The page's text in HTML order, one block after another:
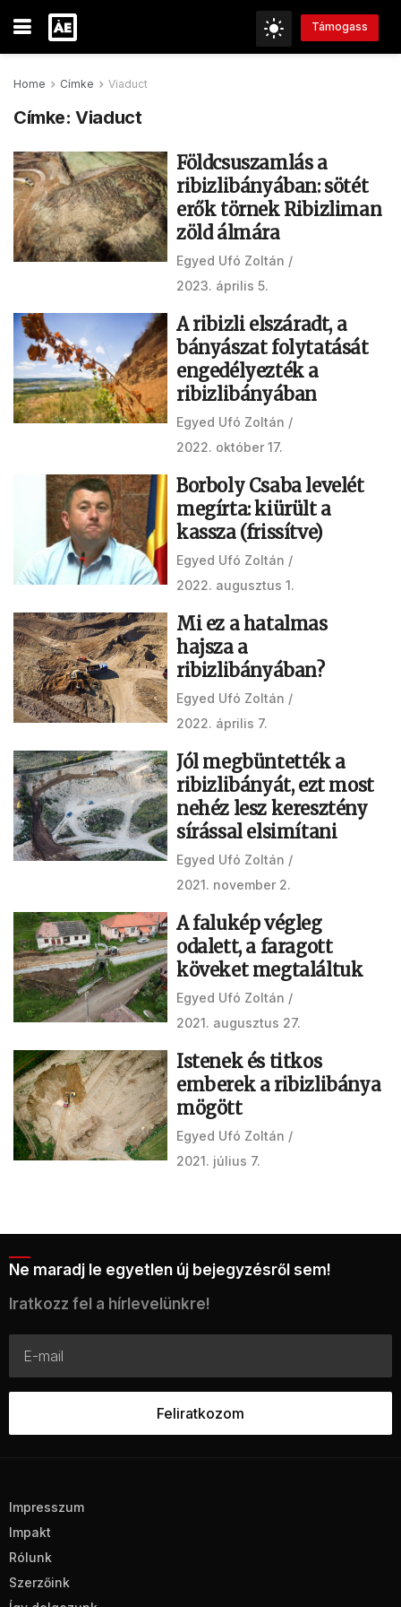
Támogass
Home Címke Viaduct
Címke:Viaduct
Földcsuszamlás a
ribizlibányában: sötét
erők törnek Ribizliman
zöld álmára
Egyed Ufó Zoltán
2023. április 5.
A ribizli elszáradt, a
bányászat folytatását
engedélyezték a
ribizlibányában
Egyed Ufó Zoltán
2022. október 17.
Borboly Csaba levelét
megírta: kiürült a
kassza (frissítve)
Egyed Ufó Zoltán
2022. augusztus 1.
Mi ez a hatalmas
hajsza a
ribizlibányában?
Egyed Ufó Zoltán
2022. április 7.
Jól megbüntették a
ribizlibányát, ezt most
nehéz lesz keresztény
sírással elsimítani
Egyed Ufó Zoltán
2021. november 2.
A falukép végleg
odalett, a faragott
köveket megtaláltuk
Egyed Ufó Zoltán
2021. augusztus 27.
Istenek és titkos
emberek a ribizlibánya
mögött
Egyed Ufó Zoltán
2021. július 7.
Ne maradj le egyetlen új bejegyzésről sem!
Iratkozz fel a hírlevelünkre!
Impresszum
Impakt
Rólunk
Szerzőink